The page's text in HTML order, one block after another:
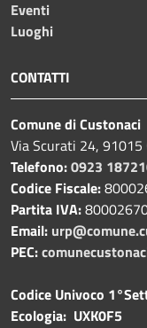
Eventi
Luoghi
CONTATTI
Comune di Custonaci
Via Scurati 24, 91015
Telefono:0923
Codice Fiscale:
Partita IVA:
Email:
PEC:
Codice Univoco
Ecologia: UXK0F5